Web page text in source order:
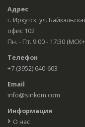
Адрес
г. Иркутск, ул.
офис 102
Пн. - Пт. 9:00 - 17:30
Телефон
+7 (3952) 640-603
Email
info@sinkom.com
Информация
О нас